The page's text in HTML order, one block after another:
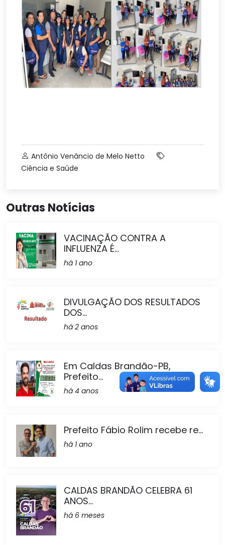
Antônio Venâncio de Melo Netto
Ciência e Saúde
Outras Notícias
VACINAÇÃO CONTRA A
INFLUENZA É...
há 1 ano
DIVULGAÇÃO DOS RESULTADOS
DOS...
há 2 anos
Em Caldas Brandão-PB,
Prefeito...
há 4 anos
Prefeito Fábio Rolim recebe re...
há 1 ano
CALDAS BRANDÃO CELEBRA 61
ANOS...
há 6 meses